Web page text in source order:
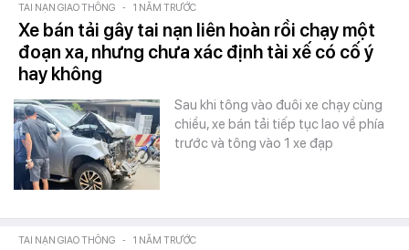
TAI NẠN GIAO THÔNG - 1 NĂM TRƯỚC
Xe bán tải gây tai nạn liên hoàn rồi chạy một
đoạn xa, nhưng chưa xác định tài xế có cố ý
hay không
Sau khi tông vào đuôi xe chạy cùng
chiều, xe bán tải tiếp tục lao về phía
trước và tông vào 1 xe đạp
TAI NẠN GIAO THÔNG - 1 NĂM TRƯỚC